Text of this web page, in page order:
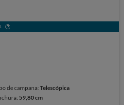
de campana:Telescópica
59,80 cm